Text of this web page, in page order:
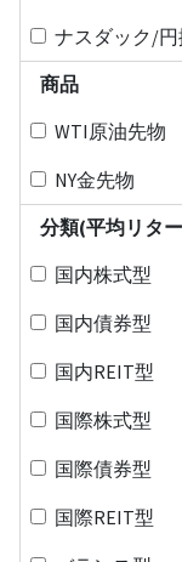
ナスダック/
商品
WTI原油先物
NY金先物
分類(平均リタ
国内株式型
国内債券型
国内REIT型
国際株式型
国際債券型
国際REIT型